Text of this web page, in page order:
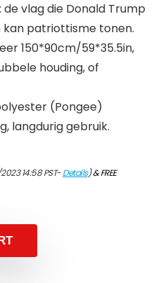
vlag die Donald Trump
kan patriottisme tonen.
150*90cm/59*35.5in,
houding, of
(Pongee)
langdurig gebruik.
14:58 PST-Details)&FREE